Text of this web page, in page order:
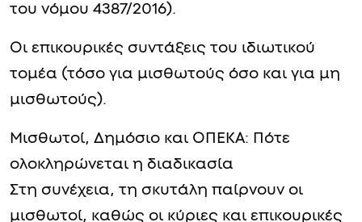
του νόμου 4387/2016).
Οι επικουρικές συντάξεις του ιδιωτικού
τομέα (τόσο για μισθωτούς όσο και για μη
μισθωτούς).
Μισθωτοί, Δημόσιο και ΟΠΕΚΑ: Πότε
ολοκληρώνεται η διαδικασία
Στη συνέχεια, τη σκυτάλη παίρνουν οι
μισθωτοί, καθώς οι κύριες και επικουρικές